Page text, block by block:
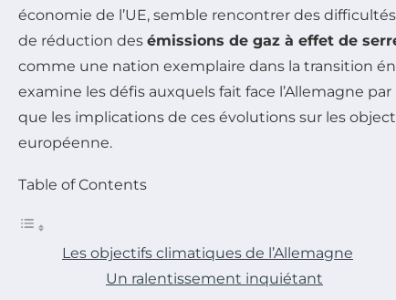
économie de l’UE, semble rencontrer des
de réduction des émissions de gaz à effet de
comme une nation exemplaire dans la transition
examine les défis auxquels fait face l’Allemagne par
que les implications de ces évolutions sur les
européenne.
Table of Contents
Les objectifs climatiques de l’Allemagne
Un ralentissement inquiétant